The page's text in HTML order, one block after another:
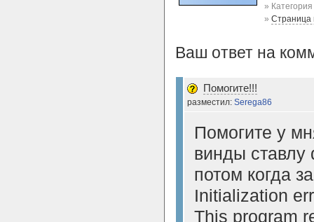
» Категория
» Страница
Ваш ответ на
Помогите!!!
разместил: Serega86
Помогите у
винды ставлу
потом когда
Initialization
This program